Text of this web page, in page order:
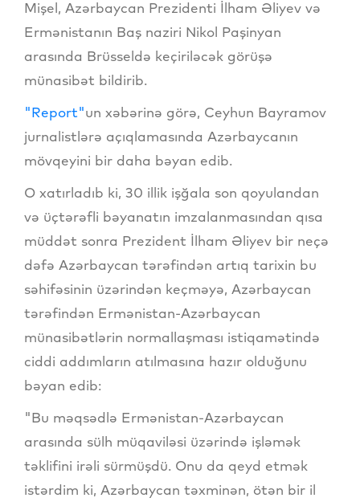
Mişel, Azərbaycan Prezidenti İlham Əliyev və
Ermənistanın Baş naziri Nikol Paşinyan
arasında Brüsseldə keçiriləcək görüşə
münasibət bildirib.
"Report"un xəbərinə görə, Ceyhun Bayramov
jurnalistlərə açıqlamasında Azərbaycanın
mövqeyini bir daha bəyan edib.
O xatırladıb ki, 30 illik işğala son qoyulandan
və üçtərəfli bəyanatın imzalanmasından qısa
müddət sonra Prezident İlham Əliyev bir neçə
dəfə Azərbaycan tərəfindən artıq tarixin bu
səhifəsinin üzərindən keçməyə, Azərbaycan
tərəfindən Ermənistan-Azərbaycan
münasibətlərin normallaşması istiqamətində
ciddi addımların atılmasına hazır olduğunu
bəyan edib:
"Bu məqsədlə Ermənistan-Azərbaycan
arasında sülh müqaviləsi üzərində işləmək
təklifini irəli sürmüşdü. Onu da qeyd etmək
istərdim ki, Azərbaycan təxminən, ötən bir il